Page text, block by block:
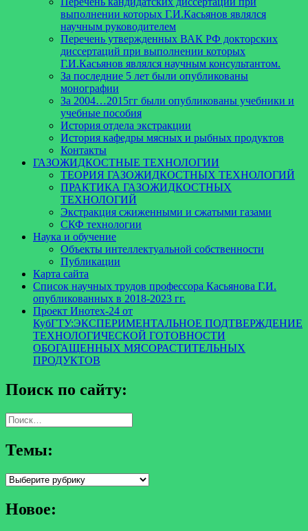
выполнении которых Г.И.Касьянов являлся
научным руководителем
Перечень утвержденных ВАК РФ докторских
диссертаций при выполнении которых
Г.И.Касьянов являлся научным консультантом.
За последние 5 лет были опубликованы
монографии
За 2004…2015гг были опубликованы учебники и
учебные пособия
История отдела экстракции
История кафедры мясных и рыбных продуктов
Контакты
ГАЗОЖИДКОСТНЫЕ ТЕХНОЛОГИИ
ТЕОРИЯ ГАЗОЖИДКОСТНЫХ ТЕХНОЛОГИЙ
ПРАКТИКА ГАЗОЖИДКОСТНЫХ
ТЕХНОЛОГИЙ
Экстракция сжиженными и сжатыми газами
СКФ технологии
Наука и обучение
Объекты интеллектуальной собственности
Публикации
Карта сайта
Список научных трудов профессора Касьянова Г.И.
опубликованных в 2018-2023 гг.
Проект Инотех-24 от
КубГТУ:ЭКСПЕРИМЕНТАЛЬНОЕ ПОДТВЕРЖДЕНИЕ
ТЕХНОЛОГИЧЕСКОЙ ГОТОВНОСТИ
ОБОГАЩЕННЫХ МЯСОРАСТИТЕЛЬНЫХ
ПРОДУКТОВ
Поиск по сайту:
Найти:
Темы:
Темы:
Новое: